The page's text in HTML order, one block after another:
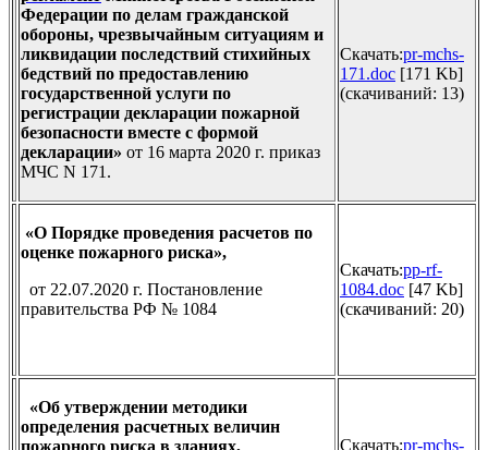
Федерации по делам гражданской
обороны, чрезвычайным ситуациям и
ликвидации последствий стихийных
бедствий по предоставлению
государственной услуги по
регистрации декларации пожарной
безопасности вместе с формой
декларации» от 16 марта 2020 г. приказ
МЧС N 171.
Скачать:pr-mchs-
171.doc [171 Kb]
(cкачиваний: 13)
«О Порядке проведения расчетов по
оценке пожарного риска»,
от 22.07.2020 г. Постановление
правительства РФ № 1084
Скачать:pp-rf-
1084.doc [47 Kb]
(cкачиваний: 20)
«Об утверждении методики
определения расчетных величин
пожарного риска в зданиях,
Скачать:pr-mchs-